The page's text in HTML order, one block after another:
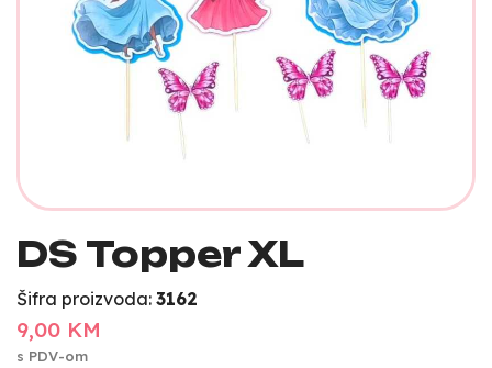
DS Topper XL
Šifra proizvoda: 3162
9,00 KM
s PDV-om